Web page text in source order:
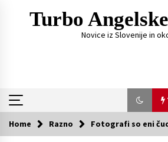
Turbo
Novice iz Slovenije in
Trending Now
Home Razno Fotografi so eni